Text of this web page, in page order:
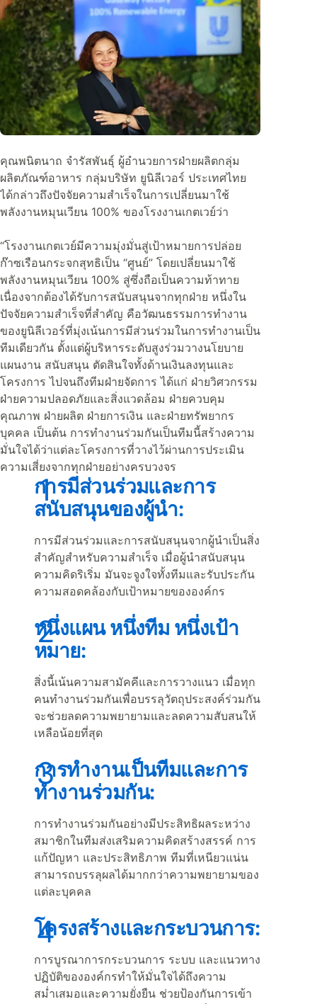
คุณพนิตนาถ จำรัสพันธุ์ ผู้อำนวยการฝ่ายผลิตกลุ่ม
ผลิตภัณฑ์อาหาร กลุ่มบริษัท ยูนิลีเวอร์ ประเทศไทย
ได้กล่าวถึงปัจจัยความสำเร็จในการเปลี่ยนมาใช้
พลังงานหมุนเวียน 100% ของโรงงานเกตเวย์ว่า
“โรงงานเกตเวย์มีความมุ่งมั่นสู่เป้าหมายการปล่อย
ก๊าซเรือนกระจกสุทธิเป็น “ศูนย์” โดยเปลี่ยนมาใช้
พลังงานหมุนเวียน 100% สู่ซึ่งถือเป็นความท้าทาย
เนื่องจากต้องได้รับการสนับสนุนจากทุกฝ่าย หนึ่งใน
ปัจจัยความสำเร็จที่สำคัญ คือวัฒนธรรมการทำงาน
ของยูนิลีเวอร์ที่มุ่งเน้นการมีส่วนร่วมในการทำงานเป็น
ทีมเดียวกัน ตั้งแต่ผู้บริหารระดับสูงร่วมวางนโยบาย
แผนงาน สนับสนุน ตัดสินใจทั้งด้านเงินลงทุนและ
โครงการ ไปจนถึงทีมฝ่ายจัดการ ได้แก่ ฝ่ายวิศวกรรม
ฝ่ายความปลอดภัยและสิ่งแวดล้อม ฝ่ายควบคุม
คุณภาพ ฝ่ายผลิต ฝ่ายการเงิน และฝ่ายทรัพยากร
บุคคล เป็นต้น การทำงานร่วมกันเป็นทีมนี้สร้างความ
มั่นใจได้ว่าแต่ละโครงการที่วางไว้ผ่านการประเมิน
ความเสี่ยงจากทุกฝ่ายอย่างครบวงจร
การมีส่วนร่วมและการ
สนับสนุนของผู้นำ:
การมีส่วนร่วมและการสนับสนุนจากผู้นำเป็นสิ่ง
สำคัญสำหรับความสำเร็จ เมื่อผู้นำสนับสนุน
ความคิดริเริ่ม มันจะจูงใจทั้งทีมและรับประกัน
ความสอดคล้องกับเป้าหมายขององค์กร
หนึ่งแผน หนึ่งทีม หนึ่งเป้า
หมาย:
สิ่งนี้เน้นความสามัคคีและการวางแนว เมื่อทุก
คนทำงานร่วมกันเพื่อบรรลุวัตถุประสงค์ร่วมกัน
จะช่วยลดความพยายามและลดความสับสนให้
เหลือน้อยที่สุด
การทำงานเป็นทีมและการ
ทำงานร่วมกัน:
การทำงานร่วมกันอย่างมีประสิทธิผลระหว่าง
สมาชิกในทีมส่งเสริมความคิดสร้างสรรค์ การ
แก้ปัญหา และประสิทธิภาพ ทีมที่เหนียวแน่น
สามารถบรรลุผลได้มากกว่าความพยายามของ
แต่ละบุคคล
โครงสร้างและกระบวนการ:
การบูรณาการกระบวนการ ระบบ และแนวทาง
ปฏิบัติขององค์กรทำให้มั่นใจได้ถึงความ
สม่ำเสมอและความยั่งยืน ช่วยป้องกันการเข้า